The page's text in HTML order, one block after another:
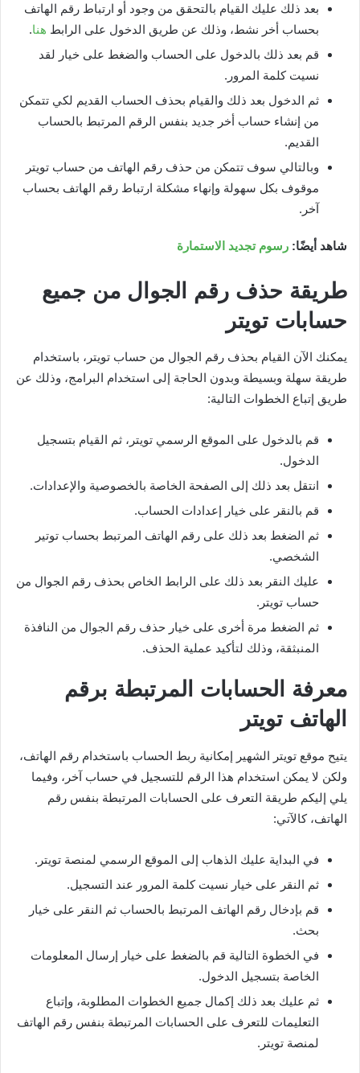
بعد ذلك عليك القيام بالتحقق من وجود أو ارتباط رقم الهاتف
بحساب أخر نشط، وذلك عن طريق الدخول على الرابط هنا.
قم بعد ذلك بالدخول على الحساب والضغط على خيار لقد
نسيت كلمة المرور.
ثم الدخول بعد ذلك والقيام بحذف الحساب القديم لكي تتمكن
من إنشاء حساب أخر جديد بنفس الرقم المرتبط بالحساب
القديم.
وبالتالي سوف تتمكن من حذف رقم الهاتف من حساب تويتر
موقوف بكل سهولة وإنهاء مشكلة ارتباط رقم الهاتف بحساب
آخر.
شاهد أيضًا: رسوم تجديد الاستمارة
طريقة حذف رقم الجوال من جميع
حسابات تويتر
يمكنك الآن القيام بحذف رقم الجوال من حساب تويتر، باستخدام
طريقة سهلة وبسيطة وبدون الحاجة إلى استخدام البرامج، وذلك عن
طريق إتباع الخطوات التالية:
قم بالدخول على الموقع الرسمي تويتر، ثم القيام بتسجيل
الدخول.
انتقل بعد ذلك إلى الصفحة الخاصة بالخصوصية والإعدادات.
قم بالنقر على خيار إعدادات الحساب.
ثم الضغط بعد ذلك على رقم الهاتف المرتبط بحساب توتير
الشخصي.
عليك النقر بعد ذلك على الرابط الخاص بحذف رقم الجوال من
حساب تويتر.
ثم الضغط مرة أخرى على خيار حذف رقم الجوال من النافذة
المنبثقة، وذلك لتأكيد عملية الحذف.
معرفة الحسابات المرتبطة برقم
الهاتف تويتر
يتيح موقع تويتر الشهير إمكانية ربط الحساب باستخدام رقم الهاتف،
ولكن لا يمكن استخدام هذا الرقم للتسجيل في حساب آخر، وفيما
يلي إليكم طريقة التعرف على الحسابات المرتبطة بنفس رقم
الهاتف، كالآتي:
في البداية عليك الذهاب إلى الموقع الرسمي لمنصة تويتر.
ثم النقر على خيار نسيت كلمة المرور عند التسجيل.
قم بإدخال رقم الهاتف المرتبط بالحساب ثم النقر على خيار
بحث.
في الخطوة التالية قم بالضغط على خيار إرسال المعلومات
الخاصة بتسجيل الدخول.
ثم عليك بعد ذلك إكمال جميع الخطوات المطلوبة، وإتباع
التعليمات للتعرف على الحسابات المرتبطة بنفس رقم الهاتف
لمنصة تويتر.